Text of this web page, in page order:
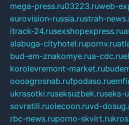
mega-press.ru03223.ruweb-
eurovision-russia.rustrah-
itrack-24.rusexshopexpress.ru
alabuga-cityhotel.rupornv.ru
bud-em-znakomye.rua-cdc.ru
korolevremont-market.ru
oooagrosnab.rufpodaso.ru
ukrasotki.ruseksuzbek.ruseks-
sovratili.ruolecoon.ruvd-
rbc-news.ruporno-skvirt.ru